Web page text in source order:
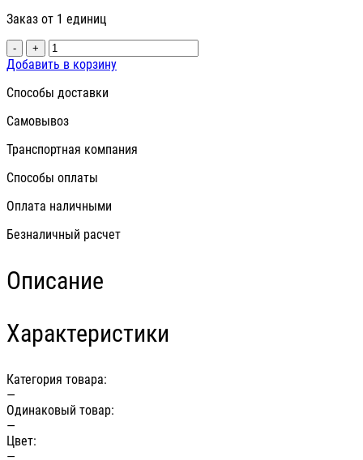
Заказ от 1 единиц
- +
Добавить в корзину
Способы доставки
Самовывоз
Транспортная компания
Способы оплаты
Оплата наличными
Безналичный расчет
Описание
Характеристики
Категория товара:
—
Одинаковый товар:
—
Цвет:
—